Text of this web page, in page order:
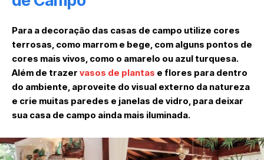
Para a decoração das casas de campo utilize cores
terrosas, como marrom e bege, com alguns pontos de
cores mais vivos, como o amarelo ou azul turquesa.
Além de trazer vasos de plantas e flores para dentro
do ambiente, aproveite do visual externo da natureza
e crie muitas paredes e janelas de vidro, para deixar
sua casa de campo ainda mais iluminada.